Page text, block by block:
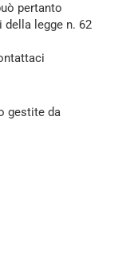
pertanto
legge n. 62
gestite da